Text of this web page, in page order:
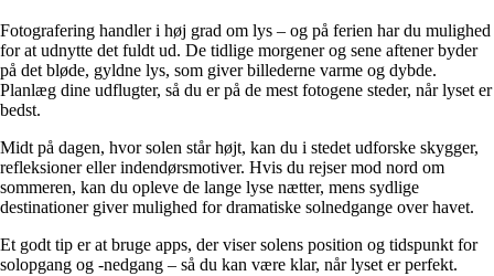
Fotografering handler i høj grad om lys – og på ferien har du mulighed
for at udnytte det fuldt ud. De tidlige morgener og sene aftener byder
på det bløde, gyldne lys, som giver billederne varme og dybde.
Planlæg dine udflugter, så du er på de mest fotogene steder, når lyset er
bedst.
Midt på dagen, hvor solen står højt, kan du i stedet udforske skygger,
refleksioner eller indendørsmotiver. Hvis du rejser mod nord om
sommeren, kan du opleve de lange lyse nætter, mens sydlige
destinationer giver mulighed for dramatiske solnedgange over havet.
Et godt tip er at bruge apps, der viser solens position og tidspunkt for
solopgang og -nedgang – så du kan være klar, når lyset er perfekt.